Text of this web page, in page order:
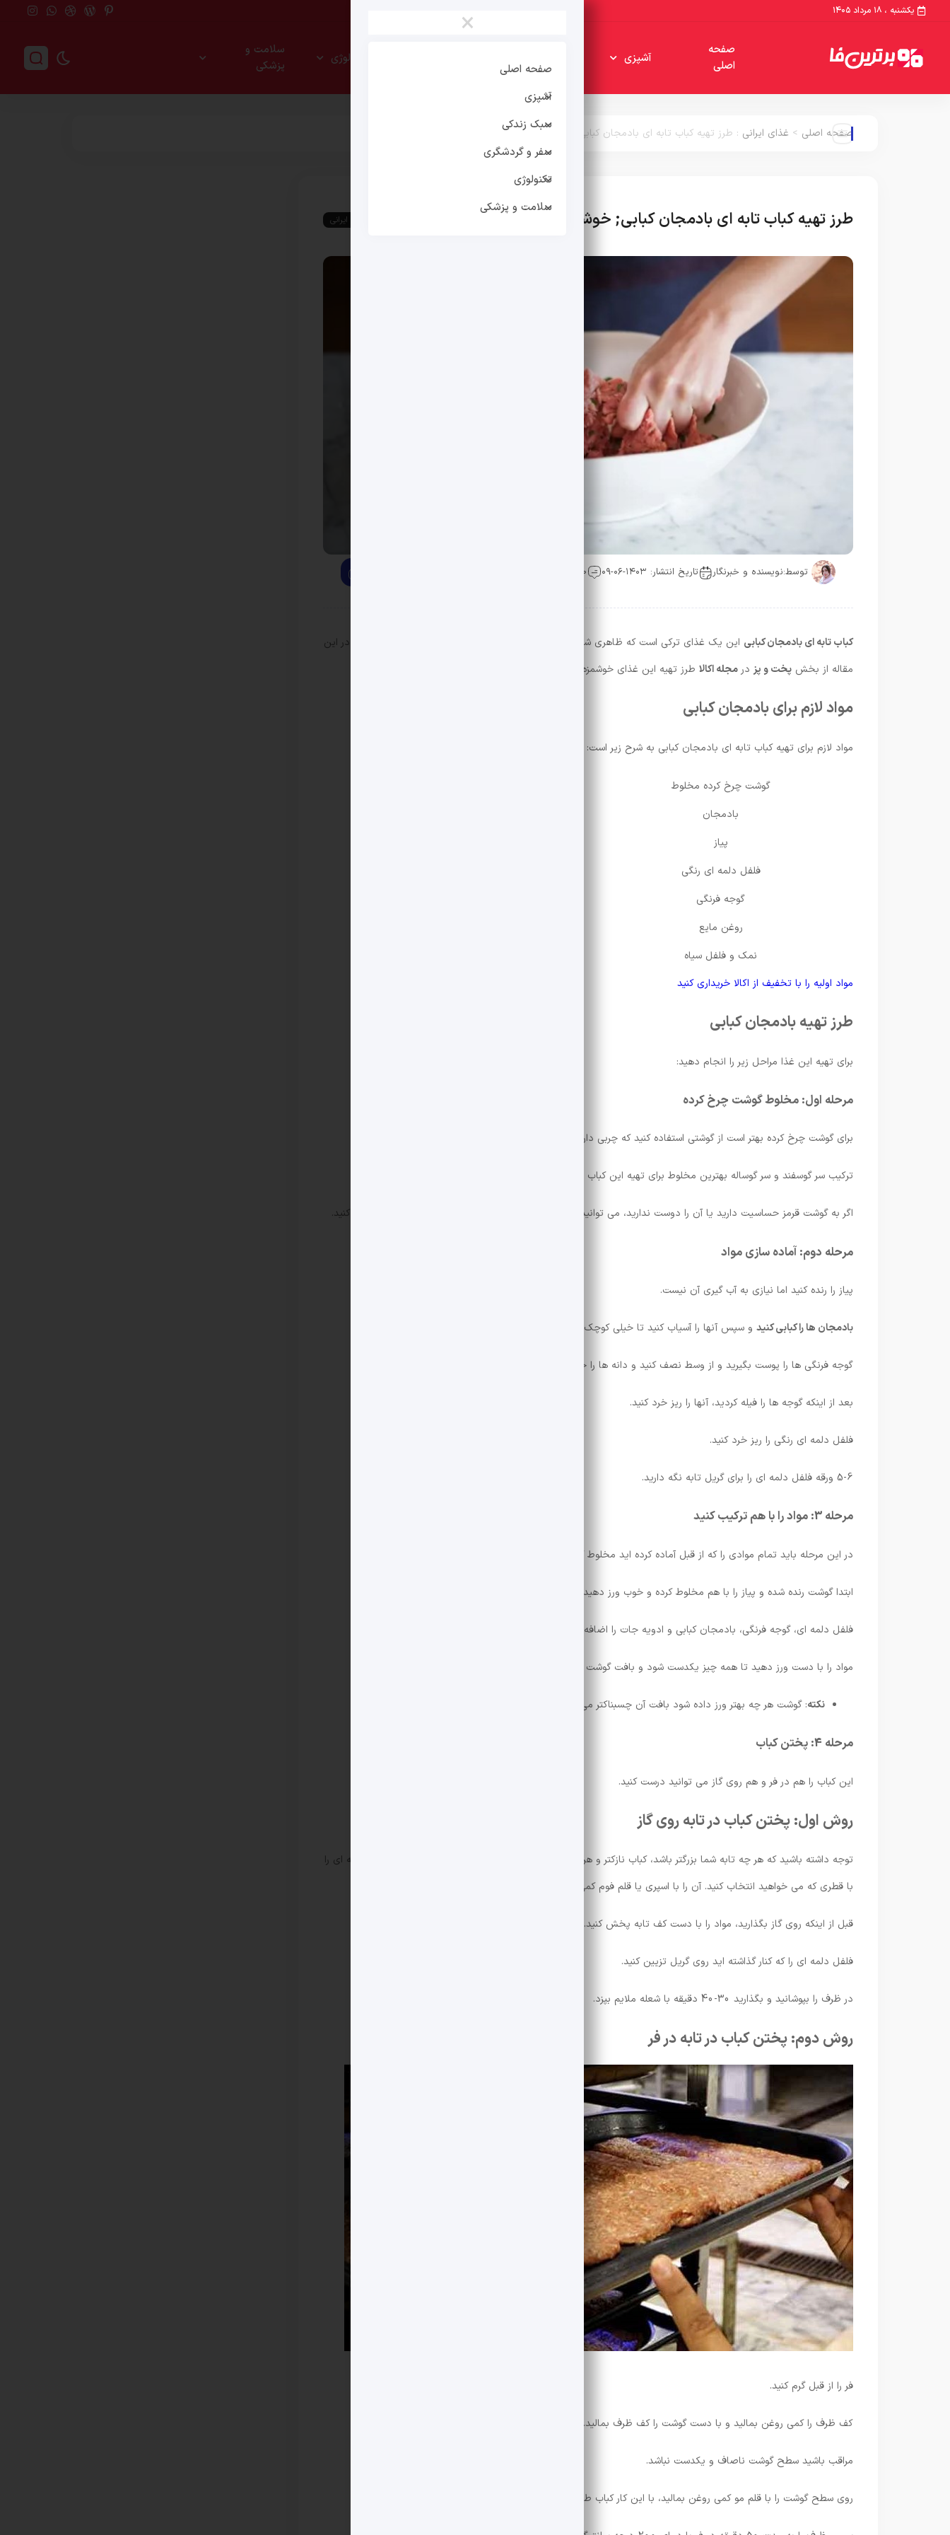
یکشنبه ، ۱۸ مرداد ۱۴۰۵
صفحه
اصلی
آشپزی تکنولوژی
سلامت و
پزشکی
×
صفحه اصلی
آشپزی
سبک زندکی
سفر و گردشگری
تکنولوژی
سلامت و پزشکی
صفحه اصلی > غذای ایرانی : طرز تهیه کباب تابه ای بادمجان کبابی; خوشمزه و متفاوت
طرز تهیه کباب تابه ای بادمجان کبابی; خوشمزه و متفاوت غذای ایرانی
توسط:نویسنده و خبرنگار تاریخ انتشار: ۱۴۰۳-۰۶-۰۹ 0 دیدگاه
کباب تابه ای بادمجان کبابی این یک غذای ترکی است که ظاهری شبیه به کباب تابه ای خودمان دارد اما طعم متفاوتی دارد. در این
مقاله از بخش پخت و پز در مجله اکالا طرز تهیه این غذای خوشمزه را به شما آموزش می دهیم. با ما همراه باشید.
مواد لازم برای بادمجان کبابی
مواد لازم برای تهیه کباب تابه ای بادمجان کبابی به شرح زیر است:
گوشت چرخ کرده مخلوط
بادمجان
پیاز
فلفل دلمه ای رنگی
گوجه فرنگی
روغن مایع
نمک و فلفل سیاه
مواد اولیه را با تخفیف از اکالا خریداری کنید
طرز تهیه بادمجان کبابی
برای تهیه این غذا مراحل زیر را انجام دهید:
مرحله اول: مخلوط گوشت چرخ کرده
برای گوشت چرخ کرده بهتر است از گوشتی استفاده کنید که چربی دارد.
ترکیب سر گوسفند و سر گوساله بهترین مخلوط برای تهیه این کباب است.
اگر به گوشت قرمز حساسیت دارید یا آن را دوست ندارید، می توانید از گوشت چرخ کرده بوقلمون به عنوان جایگزین استفاده کنید.
مرحله دوم: آماده سازی مواد
پیاز را رنده کنید اما نیازی به آب گیری آن نیست.
بادمجان ها را کبابی کنید و سپس آنها را آسیاب کنید تا خیلی کوچک و له نشوند.
گوجه فرنگی ها را پوست بگیرید و از وسط نصف کنید و دانه ها را جدا کنید.
بعد از اینکه گوجه ها را فیله کردید، آنها را ریز خرد کنید.
فلفل دلمه ای رنگی را ریز خرد کنید.
5-6 ورقه فلفل دلمه ای را برای گریل تابه نگه دارید.
مرحله 3: مواد را با هم ترکیب کنید
در این مرحله باید تمام موادی را که از قبل آماده کرده اید مخلوط کنید.
ابتدا گوشت رنده شده و پیاز را با هم مخلوط کرده و خوب ورز دهید.
فلفل دلمه ای، گوجه فرنگی، بادمجان کبابی و ادویه جات را اضافه کنید.
مواد را با دست ورز دهید تا همه چیز یکدست شود و بافت گوشت چسبناک شود.
نکته: گوشت هر چه بهتر ورز داده شود بافت آن چسبناکتر می شود و در هنگام پخت جدا نمی شود.
مرحله 4: پختن کباب
این کباب را هم در فر و هم روی گاز می توانید درست کنید.
روش اول: پختن کباب در تابه روی گاز
توجه داشته باشید که هر چه تابه شما بزرگتر باشد، کباب نازکتر و هرچه تابه کوچکتر باشد، قطر کباب بیشتر است. پس ابتدا تابه ای را
با قطری که می خواهید انتخاب کنید. آن را با اسپری یا قلم فوم کمی چرب کنید.
قبل از اینکه روی گاز بگذارید، مواد را با دست کف تابه پخش کنید. دقت کنید که همه مواد به طور یکنواخت پخش شوند.
فلفل دلمه ای را که کنار گذاشته اید روی گریل تزیین کنید.
در ظرف را بپوشانید و بگذارید 30-40 دقیقه با شعله ملایم بپزد.
روش دوم: پختن کباب در تابه در فر
فر را از قبل گرم کنید.
کف ظرف را کمی روغن بمالید و با دست گوشت را کف ظرف بمالید.
مراقب باشید سطح گوشت ناصاف و یکدست نباشد.
روی سطح گوشت را با قلم مو کمی روغن بمالید، با این کار کباب طلایی و خوش رنگ می شود.